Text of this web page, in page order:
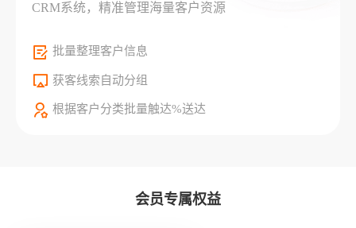
CRM系统，精准管理海量客户资源
批量整理客户信息
获客线索自动分组
根据客户分类批量触达%送达
会员专属权益